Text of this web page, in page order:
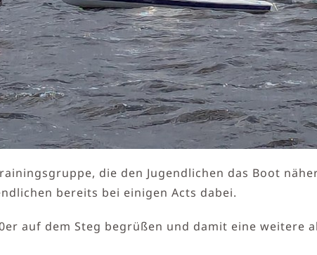
die den Jugendlichen das Boot
bereits bei einigen Acts dabei.
auf dem Steg begrüßen und damit eine weitere